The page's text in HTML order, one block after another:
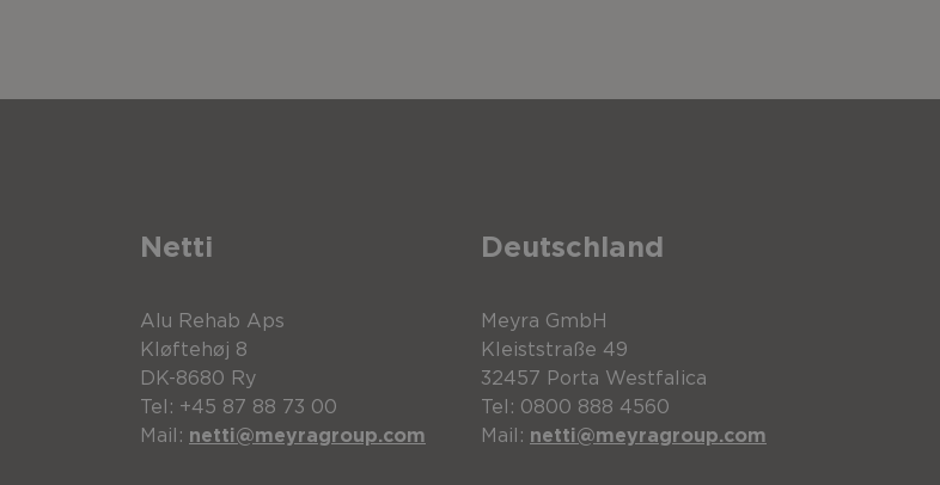
Netti
Alu Rehab Aps
Kløftehøj 8
DK-8680 Ry
Tel: +45 87 88 73 00
Mail: netti@meyragroup.com
Deutschland
Meyra GmbH
Kleiststraße 49
32457 Porta Westfalica
Tel: 0800 888 4560
Mail: netti@meyragroup.com